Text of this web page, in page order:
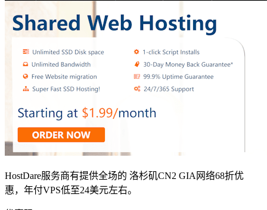
HostDare服务商有提供全场的 洛杉矶CN2 GIA网络68折优
惠，年付VPS低至24美元左右。